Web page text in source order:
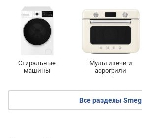
Стиральные
машины
Мультипечи и
аэрогрили
Все разделы Smeg